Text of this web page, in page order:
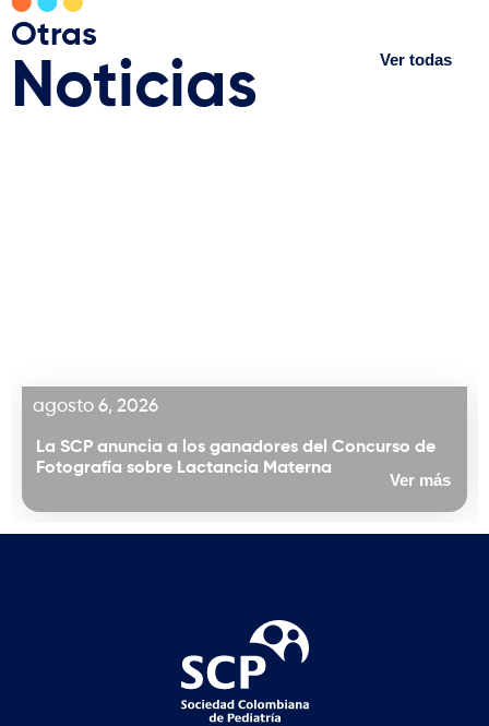
Otras
Noticias Ver todas
agosto 6, 2026
La SCP anuncia a los ganadores del Concurso de
Fotografía sobre Lactancia Materna
Ver más